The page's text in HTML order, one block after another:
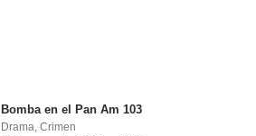
Bomba en el Pan Am 103
Drama,Crimen